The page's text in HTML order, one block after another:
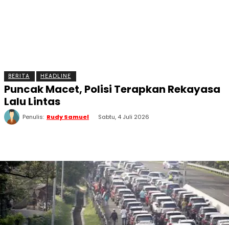
BERITA HEADLINE
Puncak Macet, Polisi Terapkan Rekayasa
Lalu Lintas
Penulis: Rudy Samuel Sabtu, 4 Juli 2026